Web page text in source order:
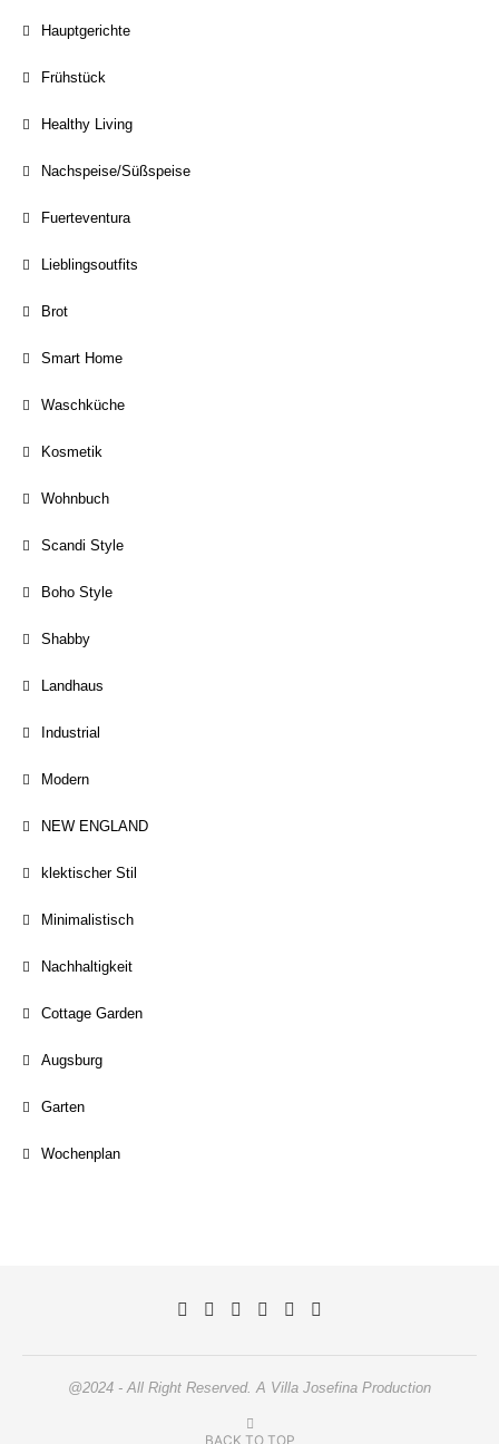
Hauptgerichte
Frühstück
Healthy Living
Nachspeise/Süßspeise
Fuerteventura
Lieblingsoutfits
Brot
Smart Home
Waschküche
Kosmetik
Wohnbuch
Scandi Style
Boho Style
Shabby
Landhaus
Industrial
Modern
NEW ENGLAND
klektischer Stil
Minimalistisch
Nachhaltigkeit
Cottage Garden
Augsburg
Garten
Wochenplan
@2024 - All Right Reserved. A Villa Josefina Production
BACK TO TOP